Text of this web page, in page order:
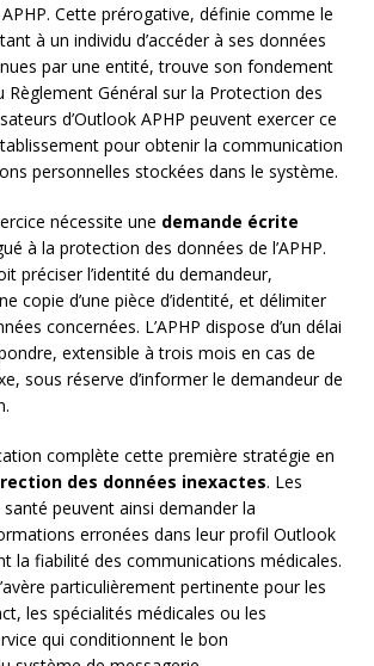
Cette prérogative, définie comme le
à un individu d’accéder à ses données
par une entité, trouve son fondement
Règlement Général sur la Protection des
d’Outlook APHP peuvent exercer ce
pour obtenir la communication
personnelles stockées dans le système.
nécessite une demande écrite
à la protection des données de l’APHP.
préciser l’identité du demandeur,
copie d’une pièce d’identité, et délimiter
concernées. L’APHP dispose d’un délai
extensible à trois mois en cas de
sous réserve d’informer le demandeur de
complète cette première stratégie en
des données inexactes. Les
peuvent ainsi demander la
erronées dans leur profil Outlook
la fiabilité des communications médicales.
particulièrement pertinente pour les
les spécialités médicales ou les
qui conditionnent le bon